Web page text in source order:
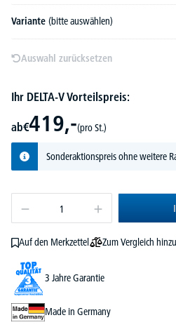
Variante (bitte auswählen)
Auswahl zurücksetzen
Ihr DELTA-V Vorteilspreis:
ab€419,-(pro St.)
Sonderaktionspreis ohne weitere
Auf den Merkzettel Zum Vergleich
3 Jahre Garantie
Made in Germany